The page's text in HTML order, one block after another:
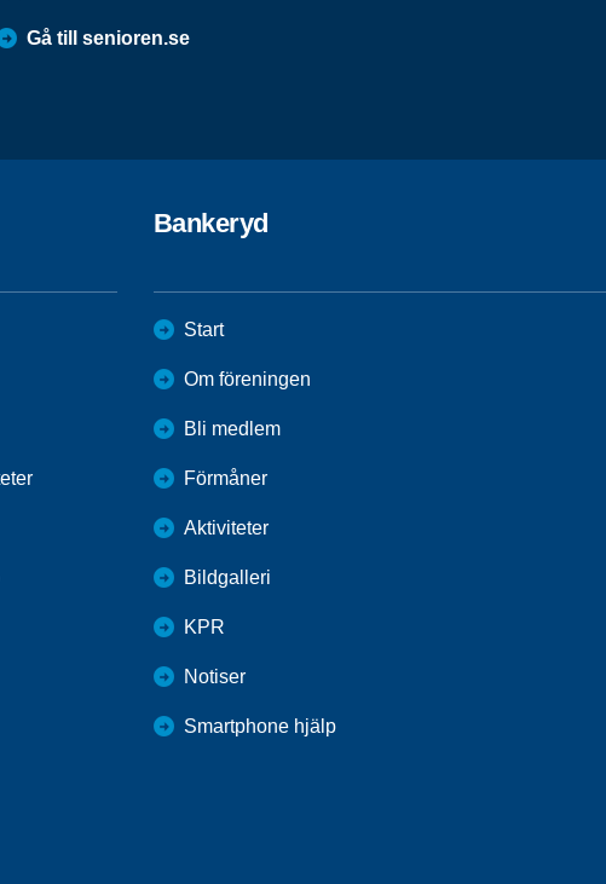
Gå till senioren.se
Bankeryd
Start
Om föreningen
Bli medlem
Förmåner
Aktiviteter
Bildgalleri
KPR
Notiser
Smartphone hjälp